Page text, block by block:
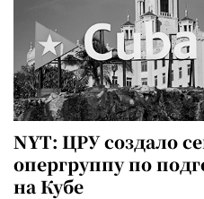
NYT: ЦРУ создало
опергруппу по
на Кубе